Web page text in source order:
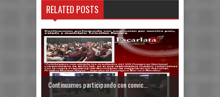
RELATED POSTS
Continuamos participando con convic...